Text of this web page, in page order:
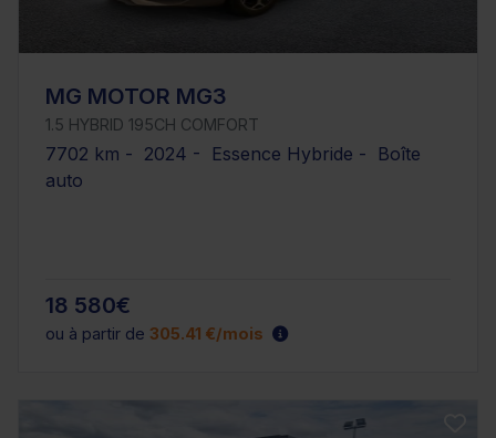
MG MOTOR MG3
1.5 HYBRID 195CH COMFORT
7702 km - 2024 - Essence Hybride - Boîte
auto
18 580€
ou à partir de 305.41 €/mois